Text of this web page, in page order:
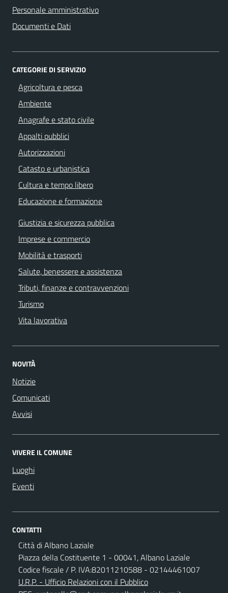
Personale amministrativo
Documenti e Dati
CATEGORIE DI SERVIZIO
Agricoltura e pesca
Ambiente
Anagrafe e stato civile
Appalti pubblici
Autorizzazioni
Catasto e urbanistica
Cultura e tempo libero
Educazione e formazione
Giustizia e sicurezza pubblica
Imprese e commercio
Mobilità e trasporti
Salute, benessere e assistenza
Tributi, finanze e contravvenzioni
Turismo
Vita lavorativa
NOVITÀ
Notizie
Comunicati
Avvisi
VIVERE IL COMUNE
Luoghi
Eventi
CONTATTI
Città di Albano Laziale
Piazza della Costituente 1 - 00041, Albano Laziale
Codice fiscale / P. IVA:82011210588 - 02144461007
U.R.P. - Ufficio Relazioni con il Pubblico